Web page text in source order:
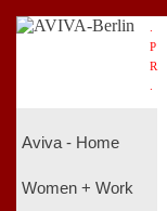
P
R
Aviva - Home
Women + Work